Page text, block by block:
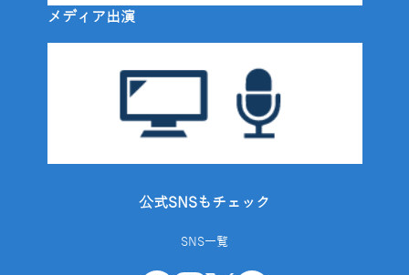
メディア出演
公式SNSもチェック
SNS一覧